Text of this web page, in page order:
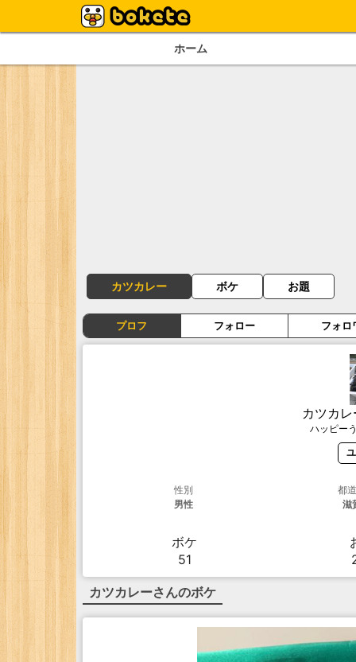
ホーム
カツカレー ボケ お題
プロフ フォロー フォロ
カツカレ
ハッピー
性別
男性
都
滋
ボケ
51
カツカレーさんのボケ